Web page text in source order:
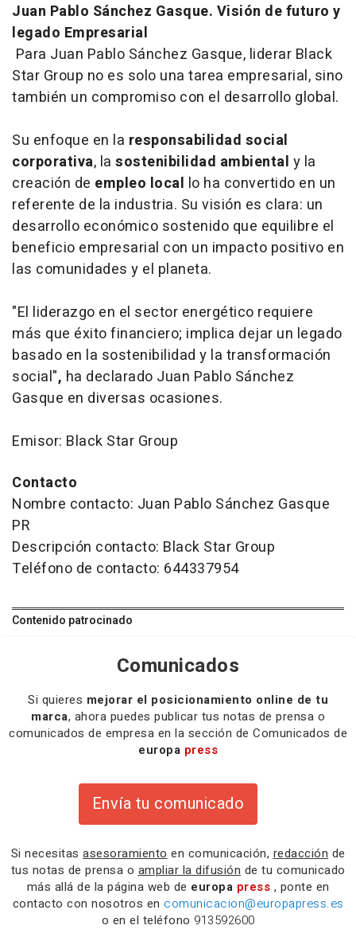
Juan Pablo Sánchez Gasque. Visión de futuro y
legado Empresarial
Para Juan Pablo Sánchez Gasque, liderar Black
Star Group no es solo una tarea empresarial, sino
también un compromiso con el desarrollo global.
Su enfoque en la responsabilidad social
corporativa, la sostenibilidad ambiental y la
creación de empleo local lo ha convertido en un
referente de la industria. Su visión es clara: un
desarrollo económico sostenido que equilibre el
beneficio empresarial con un impacto positivo en
las comunidades y el planeta.
"El liderazgo en el sector energético requiere
más que éxito financiero; implica dejar un legado
basado en la sostenibilidad y la transformación
social", ha declarado Juan Pablo Sánchez
Gasque en diversas ocasiones.
Emisor: Black Star Group
Contacto
Nombre contacto: Juan Pablo Sánchez Gasque
PR
Descripción contacto: Black Star Group
Teléfono de contacto: 644337954
Contenido patrocinado
Comunicados
Si quieres mejorar el posicionamiento online de tu
marca, ahora puedes publicar tus notas de prensa o
comunicados de empresa en la sección de Comunicados de
europa press
Envía tu comunicado
Si necesitas asesoramiento en comunicación, redacción de
tus notas de prensa o ampliar la difusión de tu comunicado
más allá de la página web de europa press , ponte en
contacto con nosotros en comunicacion@europapress.es
o en el teléfono 913592600